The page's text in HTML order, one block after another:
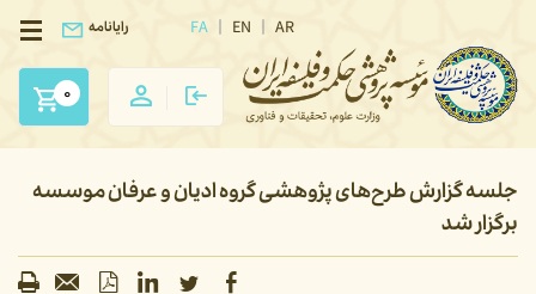
FA EN AR رایانامه
0
جلسه گزارش طرح‌های پژوهشی گروه ادیان و عرفان موسسه
برگزار شد